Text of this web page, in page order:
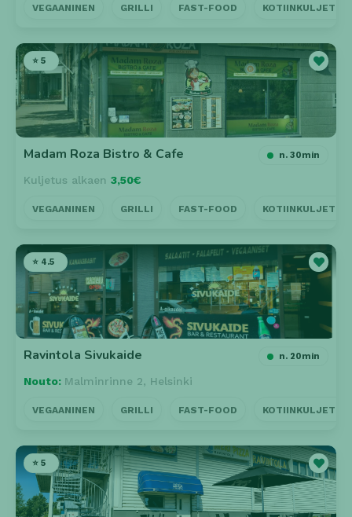
VEGAANINEN GRILLI FAST-FOOD KOTIINKULJETUS
⭐ 5
Madam Roza Bistro & Cafe n. 30min
Kuljetus alkaen 3,50€
VEGAANINEN GRILLI FAST-FOOD KOTIINKULJETUS
⭐ 4.5
Ravintola Sivukaide n. 20min
Nouto: Malminrinne 2, Helsinki
VEGAANINEN GRILLI FAST-FOOD KOTIINKULJETUS
⭐ 5